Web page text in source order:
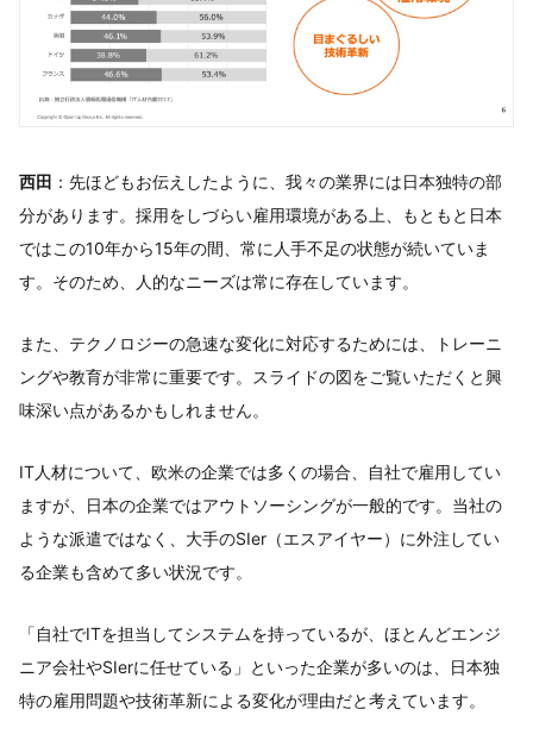
西田 ：先ほどもお伝えしたように、我々の業界には日本独特の部
分があります。採用をしづらい雇用環境がある上、もともと日本
ではこの10年から15年の間、常に人手不足の状態が続いていま
す。そのため、人的なニーズは常に存在しています。
また、テクノロジーの急速な変化に対応するためには、トレーニ
ングや教育が非常に重要です。スライドの図をご覧いただくと興
味深い点があるかもしれません。
IT人材について、欧米の企業では多くの場合、自社で雇用してい
ますが、日本の企業ではアウトソーシングが一般的です。当社の
ような派遣ではなく、大手のSIer（エスアイヤー）に外注してい
る企業も含めて多い状況です。
「自社でITを担当してシステムを持っているが、ほとんどエンジ
ニア会社やSIerに任せている」といった企業が多いのは、日本独
特の雇用問題や技術革新による変化が理由だと考えています。